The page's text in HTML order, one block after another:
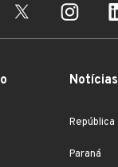
Notícias
República
Paraná